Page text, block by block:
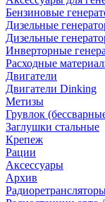
Бензиновые
Дизельные
Дизельные
Инверторные
Расходные
Двигатели
Двигатели Dinking
Метизы
Грувлок
Заглушки стальные
Крепеж
Рации
Аксессуары
Архив